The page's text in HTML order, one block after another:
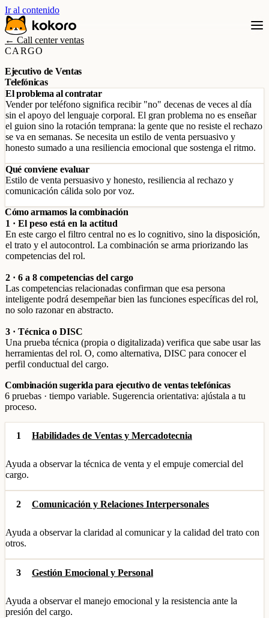
Ir al contenido
← Call center ventas
CARGO
Ejecutivo de Ventas
Telefónicas
El problema al contratar
Vender por teléfono significa recibir "no" decenas de veces al día
sin el apoyo del lenguaje corporal. El gran problema no es enseñar
el guion sino la rotación temprana: la gente que no resiste el rechazo
se va en semanas. Se necesita un estilo de venta persuasivo y
honesto sumado a una resiliencia emocional que sostenga el ritmo.
Qué conviene evaluar
Estilo de venta persuasivo y honesto, resiliencia al rechazo y
comunicación cálida solo por voz.
Cómo armamos la combinación
1 · El peso está en la actitud
En este cargo el filtro central no es lo cognitivo, sino la disposición,
el trato y el autocontrol. La combinación se arma priorizando las
competencias del rol.
2 · 6 a 8 competencias del cargo
Las competencias relacionadas confirman que esa persona
inteligente podrá desempeñar bien las funciones específicas del rol,
no solo razonar en abstracto.
3 · Técnica o DISC
Una prueba técnica (propia o digitalizada) verifica que sabe usar las
herramientas del rol. O, como alternativa, DISC para conocer el
perfil conductual del cargo.
Combinación sugerida para ejecutivo de ventas telefónicas
6 pruebas · tiempo variable. Sugerencia orientativa: ajústala a tu
proceso.
1 Habilidades de Ventas y Mercadotecnia
Ayuda a observar la técnica de venta y el empuje comercial del
cargo.
2 Comunicación y Relaciones Interpersonales
Ayuda a observar la claridad al comunicar y la calidad del trato con
otros.
3 Gestión Emocional y Personal
Ayuda a observar el manejo emocional y la resistencia ante la
presión del cargo.